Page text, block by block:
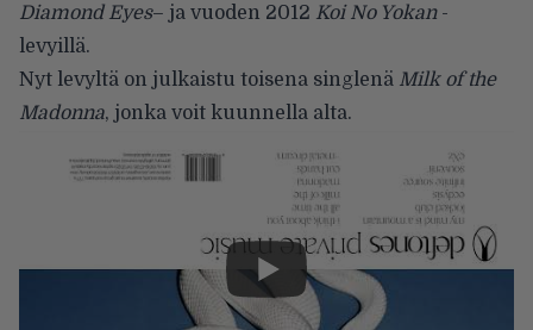
Diamond Eyes– ja vuoden 2012 Koi No Yokan-
levyillä.
Nyt levyltä on julkaistu toisena singlenä Milk of the
Madonna, jonka voit kuunnella alta.